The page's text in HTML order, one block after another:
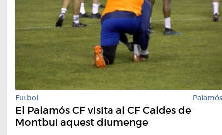
Futbol Palamós
El Palamós CF visita al CF Caldes de
Montbui aquest diumenge